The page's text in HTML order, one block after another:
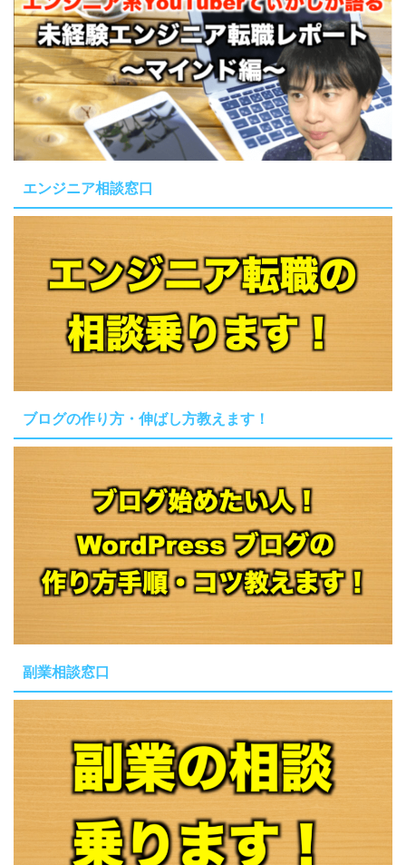
エンジニア相談窓口
ブログの作り方・伸ばし方教えます！
副業相談窓口